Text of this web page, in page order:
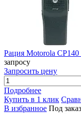
Рация Motorola
запросу
Запросить цену
Подробнее
Купить в 1 клик
В избранное Под заказ